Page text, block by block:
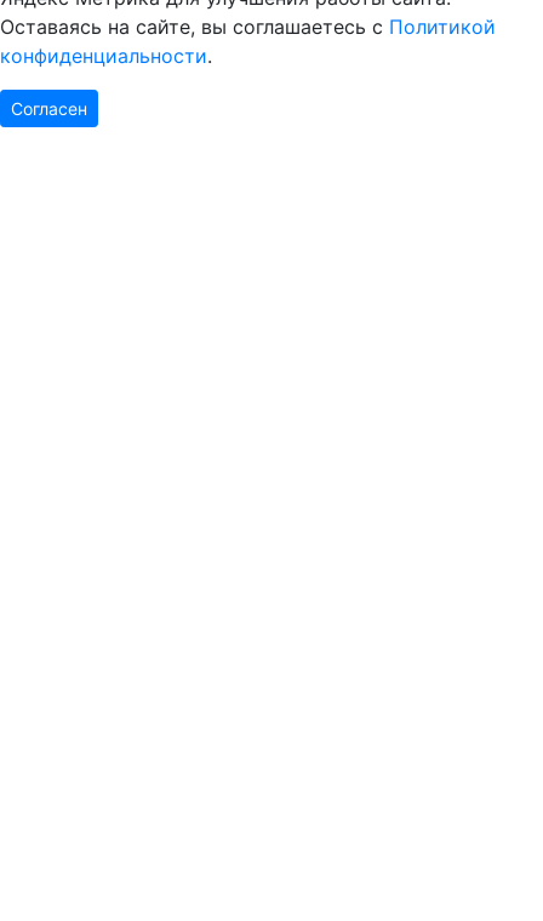
Оставаясь на сайте, вы соглашаетесь с Политикой
конфиденциальности.
Согласен